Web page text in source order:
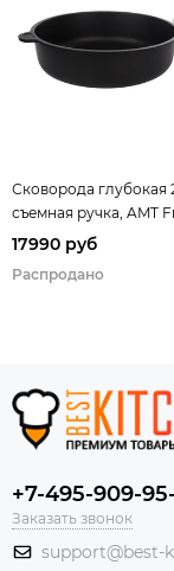
Сковорода глубокая
съемная ручка, AMT
Titan арт. AMT I-726
17990 руб
Распродано
+7-495-909-
Заказать звонок
support@best-